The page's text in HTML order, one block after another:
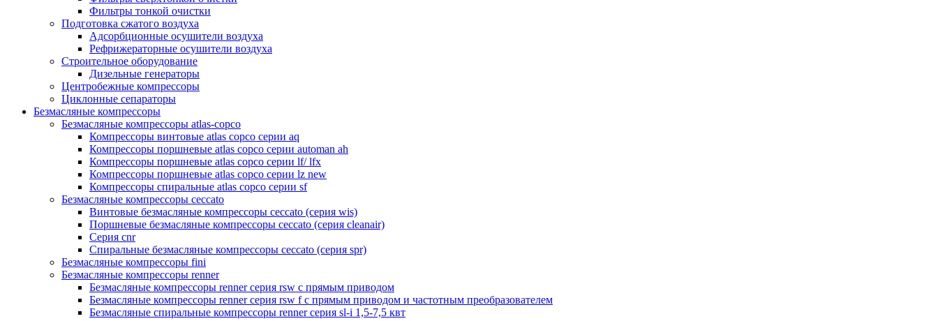
Фильтры тонкой очистки
Подготовка сжатого воздуха
Адсорбционные осушители воздуха
Рефрижераторные осушители воздуха
Строительное оборудование
Дизельные генераторы
Центробежные компрессоры
Циклонные сепараторы
Безмасляные компрессоры
Безмасляные компрессоры atlas-copco
Компрессоры винтовые atlas copco серии aq
Компрессоры поршневые atlas copco серии automan ah
Компрессоры поршневые atlas copco серии lf/ lfx
Компрессоры поршневые atlas copco серии lz new
Компрессоры спиральные atlas copco серии sf
Безмасляные компрессоры ceccato
Винтовые безмасляные компрессоры ceccato (серия wis)
Поршневые безмасляные компрессоры ceccato (серия cleanair)
Серия cnr
Спиральные безмасляные компрессоры ceccato (серия spr)
Безмасляные компрессоры fini
Безмасляные компрессоры renner
Безмасляные компрессоры renner серия rsw с прямым приводом
Безмасляные компрессоры renner серия rsw f с прямым приводом и частотным преобразователем
Безмасляные спиральные компрессоры renner серия sl-i 1,5-7,5 квт